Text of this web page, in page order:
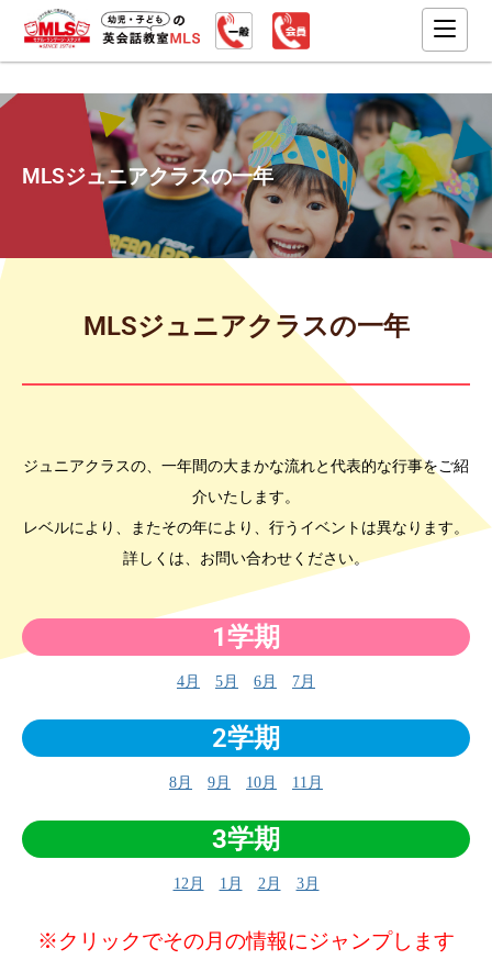
MLSジュニアクラスの一年
MLSジュニアクラスの一年
ジュニアクラスの、一年間の大まかな流れと代表的な行事をご紹
介いたします。
レベルにより、またその年により、行うイベントは異なります。
詳しくは、お問い合わせください。
1学期
4月 5月 6月 7月
2学期
8月 9月 10月 11月
3学期
12月 1月 2月 3月
※クリックでその月の情報にジャンプします